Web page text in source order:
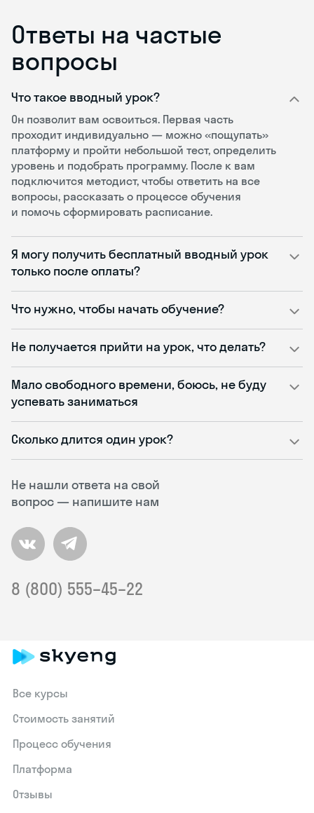
Ответы на частые
вопросы
Не нашли ответа на свой
вопрос — напишите нам
8 (800) 555–45–22
Что такое вводный урок?
Он позволит вам освоиться. Первая часть
проходит индивидуально — можно «пощупать»
платформу и пройти небольшой тест, определить
уровень и подобрать программу. После к вам
подключится методист, чтобы ответить на все
вопросы, рассказать о процессе обучения
и помочь сформировать расписание.
Я могу получить бесплатный вводный урок
только после оплаты?
Что нужно, чтобы начать обучение?
Не получается прийти на урок, что делать?
Мало свободного времени, боюсь, не буду
успевать заниматься
Сколько длится один урок?
Все курсы
Стоимость занятий
Процесс обучения
Платформа
Отзывы